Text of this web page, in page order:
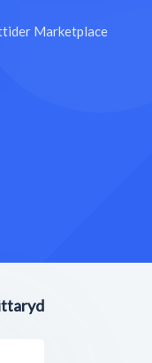
Marketplace